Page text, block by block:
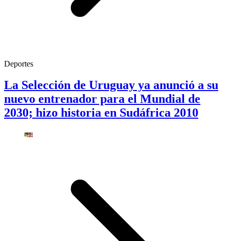
Deportes
La Selección de Uruguay ya anunció a su
nuevo entrenador para el Mundial de
2030; hizo historia en Sudáfrica 2010